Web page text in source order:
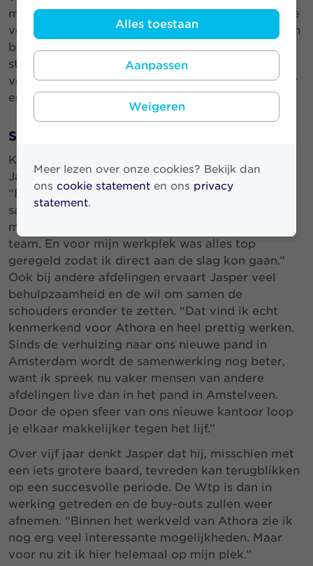
Alles toestaan
Aanpassen
Weigeren
Meer lezen over onze cookies? Bekijk dan
ons cookie statement en ons privacy
statement.
moment is het team van Jasper met verschillende
voorstellen voor buy-outs bezig. Deze voorstellen
bespreken zij eerst met alle relevante
stakeholders binnen Athora. Daarna wordt het
voorgelegd aan het pensioenfonds of de adviseur
en komt het hopelijk tot een deal.
Soepele samenwerking
Kijken we naar Athora als organisatie, dan noemt
Jasper samenwerking als belangrijke waarde.
“Binnen de club mensen met wie ik direct
samenwerk, loopt het ontzettend soepel. Al bij
mijn start kon ik meteen goed integreren in mijn
team. En voor mijn werkplek was alles top
geregeld zodat ik direct aan de slag kon gaan.”
Ook bij andere afdelingen ervaart Jasper veel
behulpzaamheid en de wil om samen de
schouders eronder te zetten. “Dat vind ik echt
kenmerkend voor Athora en heel prettig werken.
Sinds de verhuizing naar ons nieuwe pand in
Amsterdam wordt de samenwerking nog beter,
want ik spreek nu vaker mensen van andere
afdelingen live dan in het pand in Amstelveen.
Door de open sfeer van ons nieuwe kantoor loop
je elkaar makkelijker tegen het lijf.”
Over vijf jaar denkt Jasper dat hij, misschien met
een iets grotere baard, tevreden kan terugblikken
op een succesvolle periode. De Wtp is dan in
werking getreden en de buy-outs zullen weer
afnemen. “Binnen het werkveld van Athora zie ik
nog erg veel interessante mogelijkheden. Maar
voor nu zit ik hier helemaal op mijn plek.”